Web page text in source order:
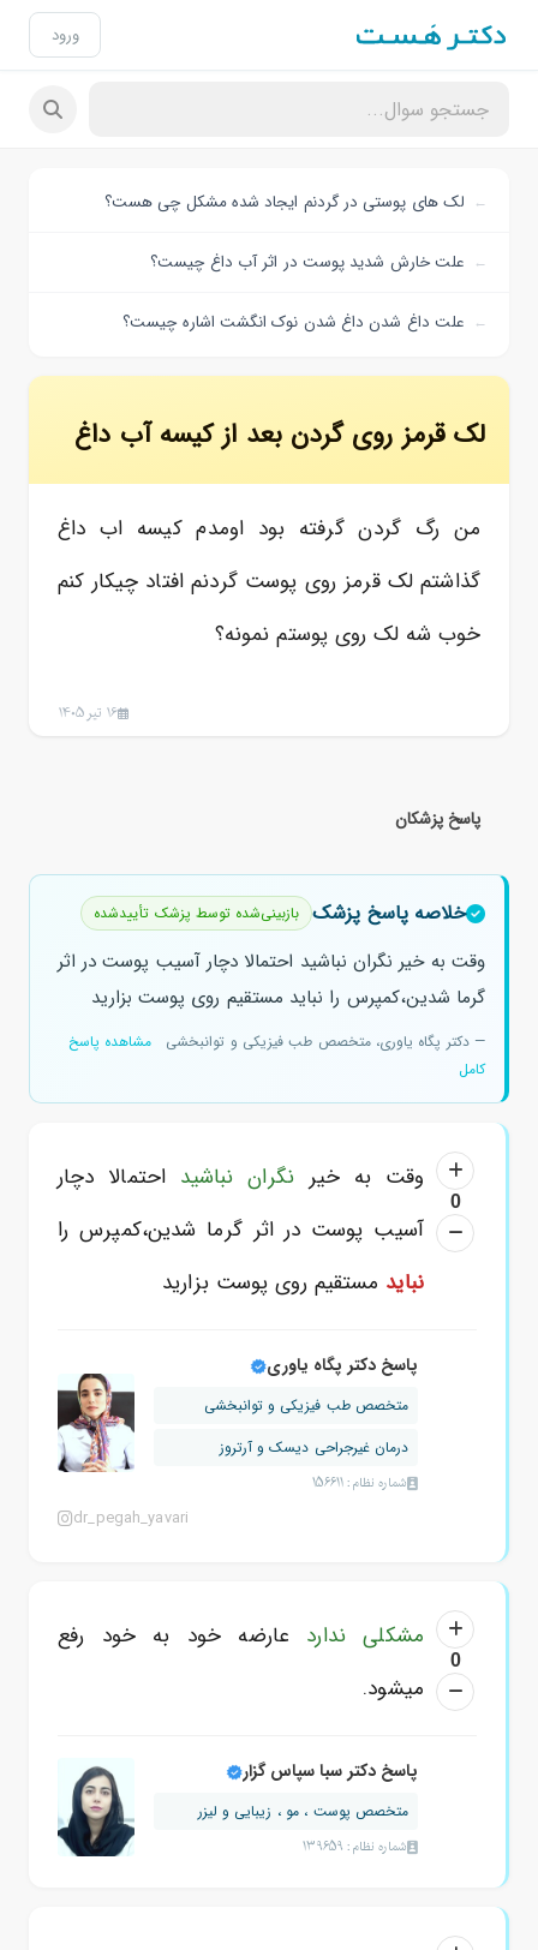
ورود
لک های پوستی در گردنم ایجاد شده مشکل چی هست؟
علت خارش شدید پوست در اثر آب داغ چیست؟
علت داغ شدن داغ شدن نوک انگشت اشاره چیست؟
لک قرمز روی گردن بعد از کیسه آب داغ
من رگ گردن گرفته بود اومدم کیسه اب داغ
گذاشتم لک قرمز روی پوست گردنم افتاد چیکار کنم
خوب شه لک روی پوستم نمونه؟
16 تیر 1405
پاسخ پزشکان
خلاصه پاسخ پزشک بازبینی‌شده توسط پزشک تأییدشده
وقت به خیر نگران نباشید احتمالا دچار آسیب پوست در اثر
گرما شدین،کمپرس را نباید مستقیم روی پوست بزارید
— دکتر پگاه یاوری، متخصص طب فیزیکی و توانبخشی
مشاهده پاسخ
کامل
0
وقت به خیر نگران نباشید احتمالا دچار
آسیب پوست در اثر گرما شدین،کمپرس را
نباید مستقیم روی پوست بزارید
پاسخ دکتر پگاه یاوری
متخصص طب فیزیکی و توانبخشی
درمان غیرجراحی دیسک و آرتروز
شماره نظام: 156611
dr_pegah_yavari
0
مشکلی ندارد عارضه خود به خود رفع
میشود.
پاسخ دکتر سبا سپاس گزار
متخصص پوست ، مو ، زیبایی و لیزر
شماره نظام: 139659